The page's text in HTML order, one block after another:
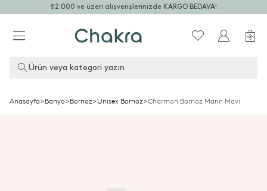
₺2.000 ve üzeri alışverişlerinizde KARGO BEDAVA!
Ürün veya kategori yazın
Anasayfa>Banyo>Bornoz>Unisex Bornoz>Charmon Bornoz Marin Mavi